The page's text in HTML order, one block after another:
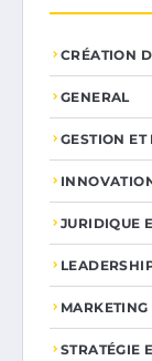
CRÉATION
GENERAL
GESTION
JURIDIQUE
STRATÉGIE